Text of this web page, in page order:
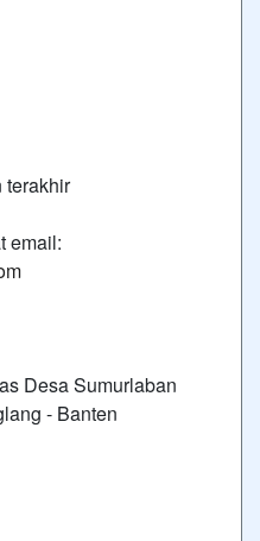
terakhir
email:
Desa Sumurlaban
- Banten